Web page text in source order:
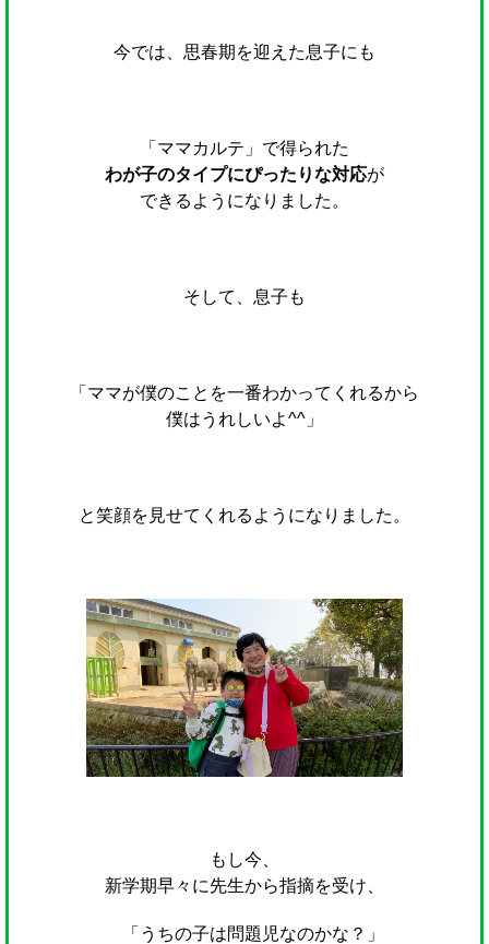
今では、思春期を迎えた息子にも
「ママカルテ」で得られた
わが子のタイプにぴったりな対応が
できるようになりました。
そして、息子も
「ママが僕のことを一番わかってくれるから
僕はうれしいよ^^」
と笑顔を見せてくれるようになりました。
もし今、
新学期早々に先生から指摘を受け、
「うちの子は問題児なのかな？」